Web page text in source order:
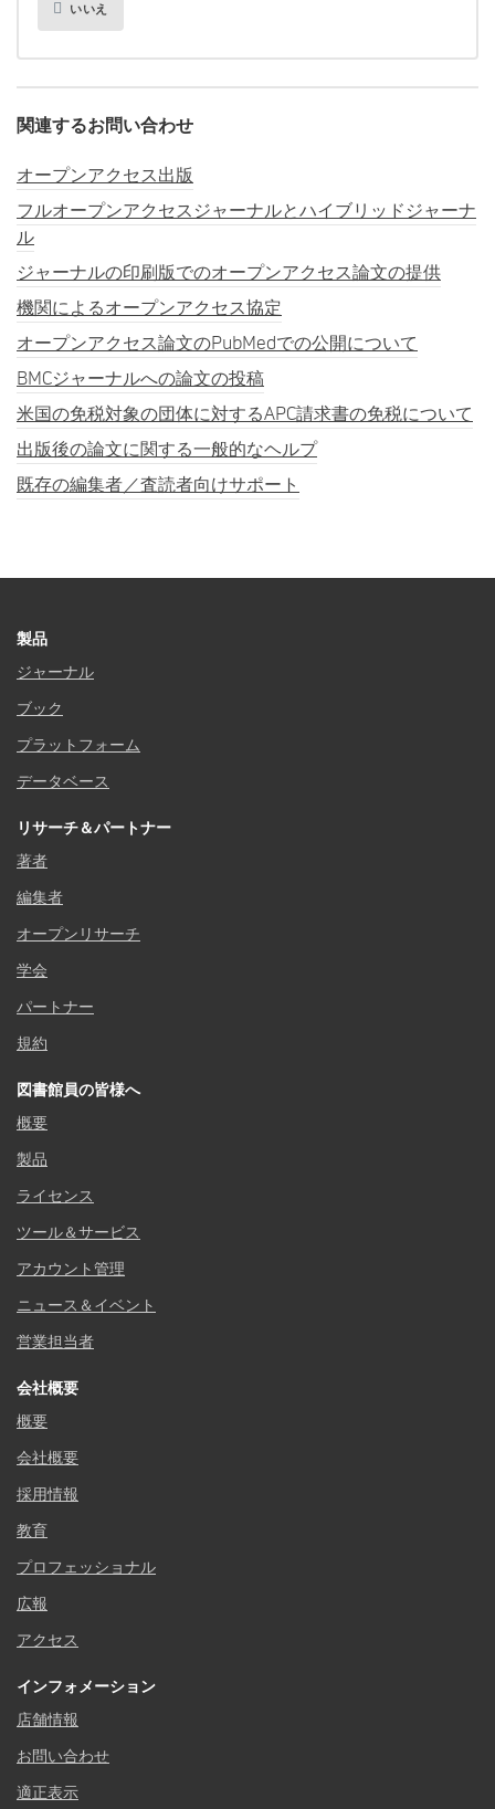
いいえ
関連するお問い合わせ
オープンアクセス出版
フルオープンアクセスジャーナルとハイブリッドジャーナ
ル
ジャーナルの印刷版でのオープンアクセス論文の提供
機関によるオープンアクセス協定
オープンアクセス論文のPubMedでの公開について
BMCジャーナルへの論文の投稿
米国の免税対象の団体に対するAPC請求書の免税について
出版後の論文に関する一般的なヘルプ
既存の編集者／査読者向けサポート
製品
ジャーナル
ブック
プラットフォーム
データベース
リサーチ＆パートナー
著者
編集者
オープンリサーチ
学会
パートナー
規約
図書館員の皆様へ
概要
製品
ライセンス
ツール＆サービス
アカウント管理
ニュース＆イベント
営業担当者
会社概要
概要
会社概要
採用情報
教育
プロフェッショナル
広報
アクセス
インフォメーション
店舗情報
お問い合わせ
適正表示